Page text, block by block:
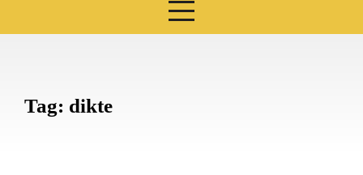
Tag: dikte